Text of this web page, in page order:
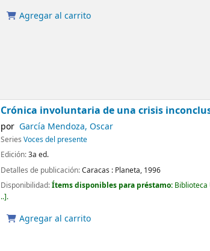
Agregar al carrito
Crónica involuntaria de una crisis
por García Mendoza, Oscar
SeriesVoces del presente
Edición:3a ed.
Detalles de publicación:Caracas : Planeta, 1996
Disponibilidad:Ítems disponibles para préstamo:
.. .
Agregar al carrito